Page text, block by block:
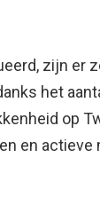
zijn er
het
op
en actieve